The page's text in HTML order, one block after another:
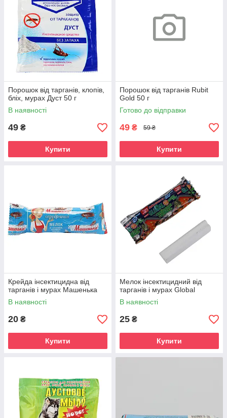
Порошок від тарганів, клопів,
бліх, мурах Дуст 50 г
В наявності
49 ₴
Купити
Порошок від тарганів Rubit
Gold 50 г
Готово до відправки
49 ₴ 59 ₴
Купити
Крейда інсектицидна від
тарганів і мурах Машенька
В наявності
20 ₴
Купити
Мелок інсектицидний від
тарганів і мурах Global
В наявності
25 ₴
Купити